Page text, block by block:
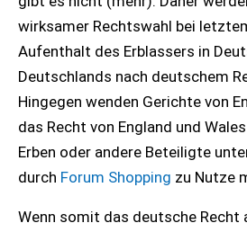
wirksamer Rechtswahl bei
Aufenthalt des Erblassers in
Deutschlands nach deutschem
Hingegen wenden Gerichte von
das Recht von England und
Erben oder andere Beteiligte
durch Forum Shopping zu Nutze
Wenn somit das deutsche Recht